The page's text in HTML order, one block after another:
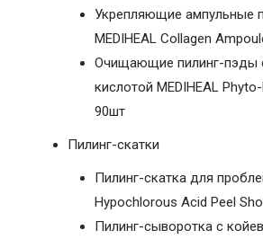
Укрепляющие ампульные
MEDIHEAL Collagen
Очищающие пилинг-пэды
кислотой MEDIHEAL
90шт
Пилинг-скатки
Пилинг-скатка для
Hypochlorous Acid Peel
Пилинг-сыворотка с